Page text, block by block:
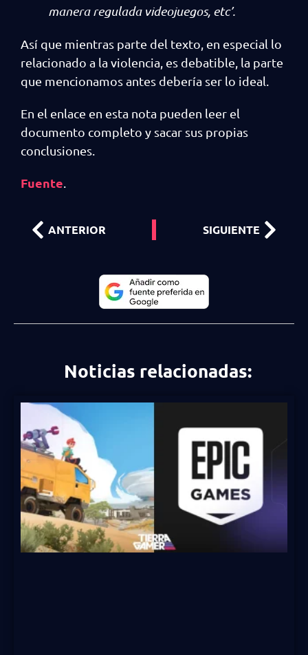
manera regulada videojuegos, etc’.
Así que mientras parte del texto, en especial lo
relacionado a la violencia, es debatible, la parte
que mencionamos antes debería ser lo ideal.
En el enlace en esta nota pueden leer el
documento completo y sacar sus propias
conclusiones.
Fuente
ANTERIOR SIGUIENTE
Noticias relacionadas: